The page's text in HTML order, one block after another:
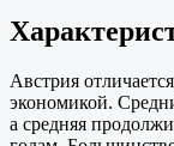
Австрия
экономикой.
а средняя